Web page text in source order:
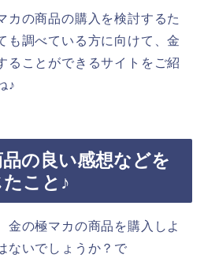
カの商品の購入を検討するた
も調べている方に向けて、金
ることができるサイトをご紹
♪
の良い感想などを
こと♪
金の極マカの商品を購入しよ
ないでしょうか？で